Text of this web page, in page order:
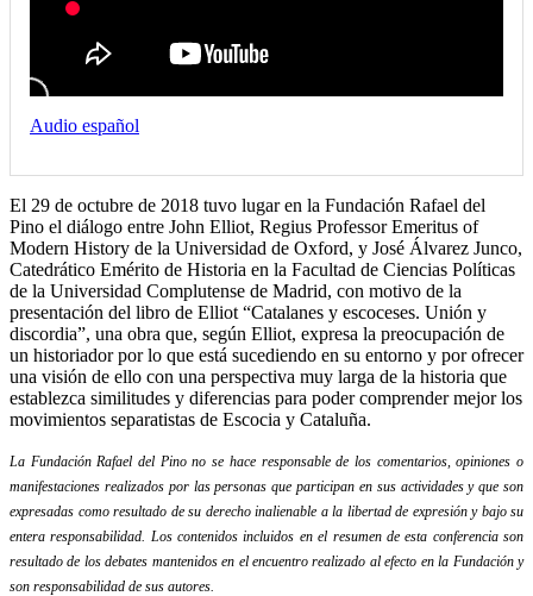
Audio español
El 29 de octubre de 2018 tuvo lugar en la Fundación Rafael del
Pino el diálogo entre John Elliot, Regius Professor Emeritus of
Modern History de la Universidad de Oxford, y José Álvarez Junco,
Catedrático Emérito de Historia en la Facultad de Ciencias Políticas
de la Universidad Complutense de Madrid, con motivo de la
presentación del libro de Elliot “Catalanes y escoceses. Unión y
discordia”, una obra que, según Elliot, expresa la preocupación de
un historiador por lo que está sucediendo en su entorno y por ofrecer
una visión de ello con una perspectiva muy larga de la historia que
establezca similitudes y diferencias para poder comprender mejor los
movimientos separatistas de Escocia y Cataluña.
La Fundación Rafael del Pino no se hace responsable de los comentarios, opiniones o
manifestaciones realizados por las personas que participan en sus actividades y que son
expresadas como resultado de su derecho inalienable a la libertad de expresión y bajo su
entera responsabilidad. Los contenidos incluidos en el resumen de esta conferencia son
resultado de los debates mantenidos en el encuentro realizado al efecto en la Fundación y
son responsabilidad de sus autores.